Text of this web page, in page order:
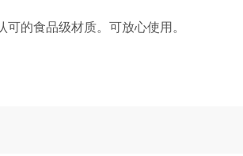
的食品级材质。可放心使用。